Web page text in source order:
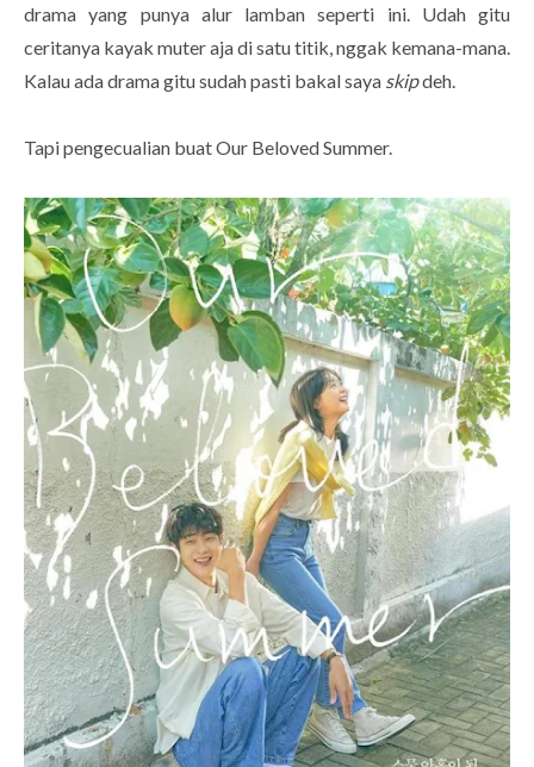
drama yang punya alur lamban seperti ini. Udah gitu
ceritanya kayak muter aja di satu titik, nggak kemana-mana.
Kalau ada drama gitu sudah pasti bakal saya skipdeh.
Tapi pengecualian buat Our Beloved Summer.